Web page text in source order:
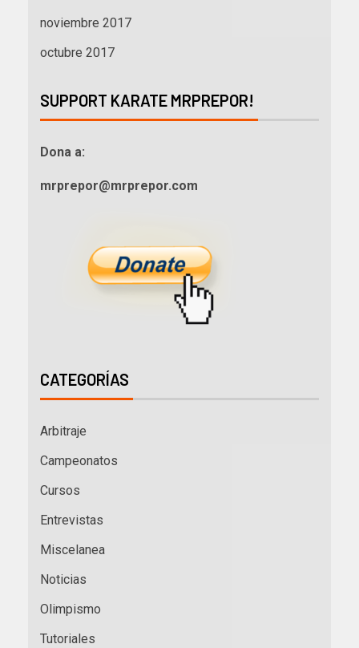
noviembre 2017
octubre 2017
SUPPORT KARATE MRPREPOR!
Dona a:
mrprepor@mrprepor.com
CATEGORÍAS
Arbitraje
Campeonatos
Cursos
Entrevistas
Miscelanea
Noticias
Olimpismo
Tutoriales